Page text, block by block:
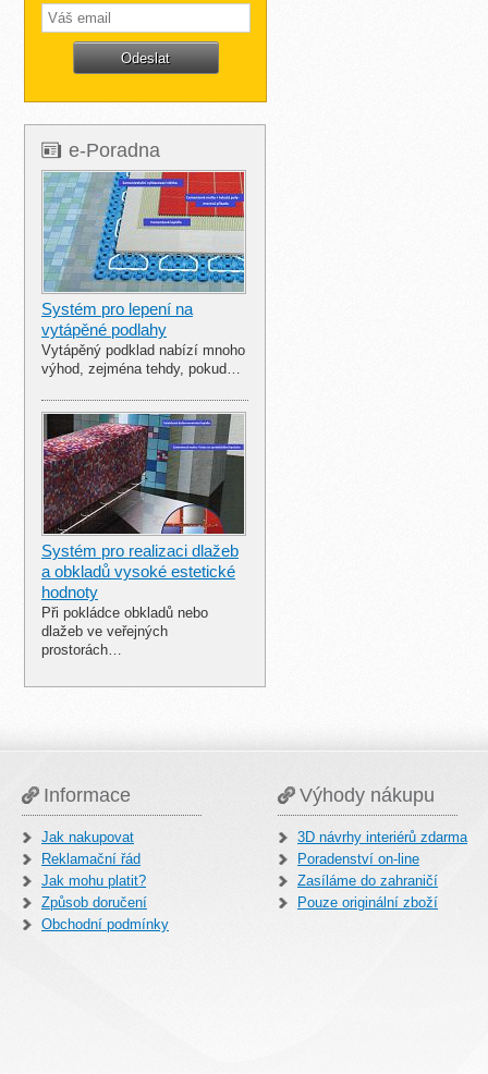
e-Poradna
Systém pro lepení na
vytápěné podlahy
Vytápěný podklad nabízí mnoho
výhod, zejména tehdy, pokud…
Systém pro realizaci dlažeb
a obkladů vysoké estetické
hodnoty
Při pokládce obkladů nebo
dlažeb ve veřejných
prostorách…
Informace
Jak nakupovat
Reklamační řád
Jak mohu platit?
Způsob doručení
Obchodní podmínky
Výhody nákupu
3D návrhy interiérů zdarma
Poradenství on-line
Zasíláme do zahraničí
Pouze originální zboží